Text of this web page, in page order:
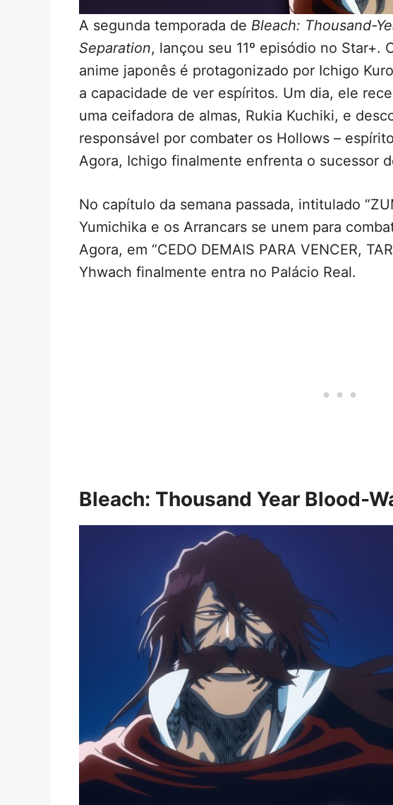
A segunda temporada de Bleach: Thousand-
Separation, lançou seu 11º episódio no Star+.
anime japonês é protagonizado por Ichigo
a capacidade de ver espíritos. Um dia, ele
uma ceifadora de almas, Rukia Kuchiki, e
responsável por combater os Hollows –
Agora, Ichigo finalmente enfrenta o sucessor
No capítulo da semana passada, intitulado
Yumichika e os Arrancars se unem para
Agora, em “CEDO DEMAIS PARA VENCER,
Yhwach finalmente entra no Palácio Real.
Bleach: Thousand Year Blood-